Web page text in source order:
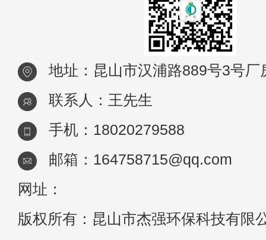
地址：昆山市汉浦路889号3号厂
联系人：王先生
手机：18020279588
邮箱：164758715@qq.com
网址：
版权所有：昆山市杰强环保科技有限